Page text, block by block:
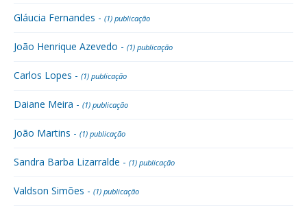
Gláucia Fernandes - (1) publicação
João Henrique Azevedo - (1) publicação
Carlos Lopes - (1) publicação
Daiane Meira - (1) publicação
João Martins - (1) publicação
Sandra Barba Lizarralde - (1) publicação
Valdson Simões - (1) publicação